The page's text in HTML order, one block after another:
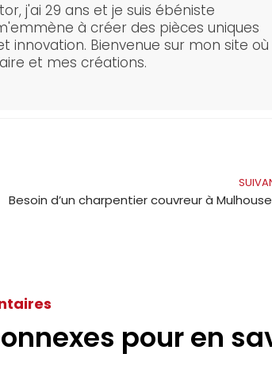
j'ai 29 ans et je suis ébéniste
à créer des pièces uniques
innovation. Bienvenue sur mon site où
et mes créations.
Besoin d’un charpentier couvreur à
pour en